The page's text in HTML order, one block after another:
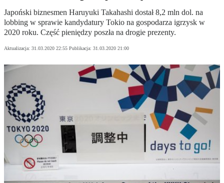
Japoński biznesmen Haruyuki Takahashi dostał 8,2 mln dol. na
lobbing w sprawie kandydatury Tokio na gospodarza igrzysk w
2020 roku. Część pieniędzy poszła na drogie prezenty.
Aktualizacja: 31.03.2020 22:55 Publikacja: 31.03.2020 21:00